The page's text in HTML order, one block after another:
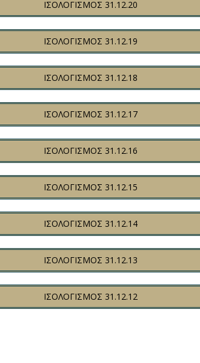
ΙΣΟΛΟΓΙΣΜΟΣ 31.12.20
ΙΣΟΛΟΓΙΣΜΟΣ 31.12.19
ΙΣΟΛΟΓΙΣΜΟΣ 31.12.18
ΙΣΟΛΟΓΙΣΜΟΣ 31.12.17
ΙΣΟΛΟΓΙΣΜΟΣ 31.12.16
ΙΣΟΛΟΓΙΣΜΟΣ 31.12.15
ΙΣΟΛΟΓΙΣΜΟΣ 31.12.14
ΙΣΟΛΟΓΙΣΜΟΣ 31.12.13
ΙΣΟΛΟΓΙΣΜΟΣ 31.12.12